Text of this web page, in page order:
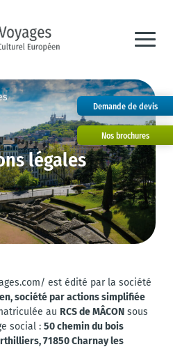
Demande de devis
Nos brochures
légales
est édité par la société
société par actions simplifiée
au RCS de MÂCON sous
social :50 chemin du bois
71850 Charnay les